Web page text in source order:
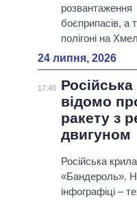
розвантаження
боєприпасів, а
полігоні на
24 липня, 2026
17:40
відомо
ракету з
двигуном
Російська
«Бандероль».
інфографіці –